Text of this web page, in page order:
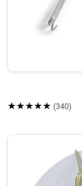
★★★★★ (340)